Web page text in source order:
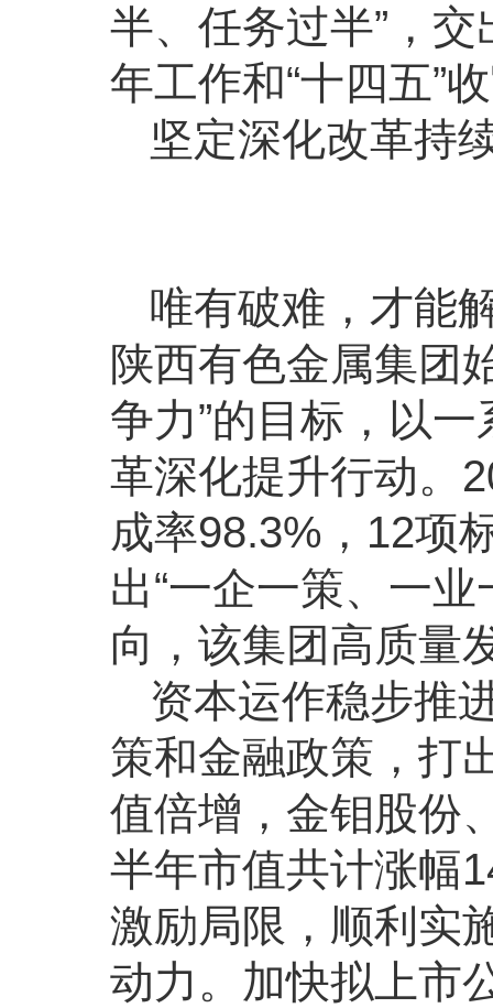
半、任务过半”，
年工作和“十四五”
坚定深化改革持
唯有破难，才能
陕西有色金属集团
争力”的目标，以
革深化提升行动。
成率98.3%，12项
出“一企一策、一业
向，该集团高质量
资本运作稳步推
策和金融政策，打
值倍增，金钼股份
半年市值共计涨幅
激励局限，顺利实
动力。加快拟上市